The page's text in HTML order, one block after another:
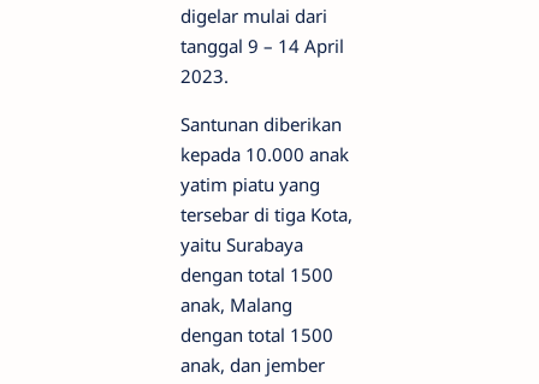
digelar mulai dari
tanggal 9 – 14 April
2023.
Santunan diberikan
kepada 10.000 anak
yatim piatu yang
tersebar di tiga Kota,
yaitu Surabaya
dengan total 1500
anak, Malang
dengan total 1500
anak, dan jember